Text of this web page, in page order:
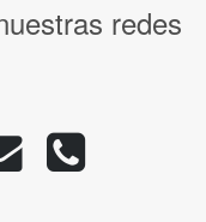
redes